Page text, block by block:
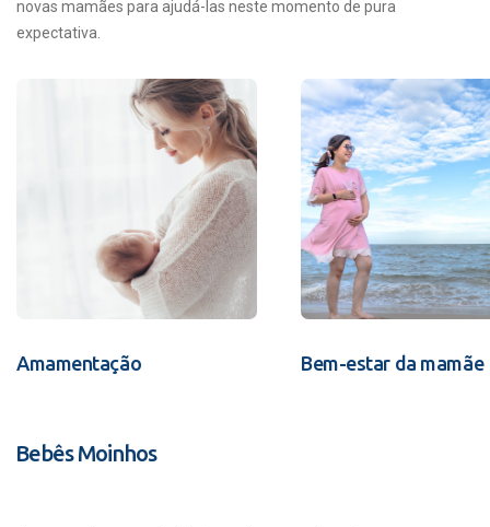
novas mamães para ajudá-las neste momento de pura
expectativa.
Amamentação Bem-estar da mamãe
Bebês Moinhos